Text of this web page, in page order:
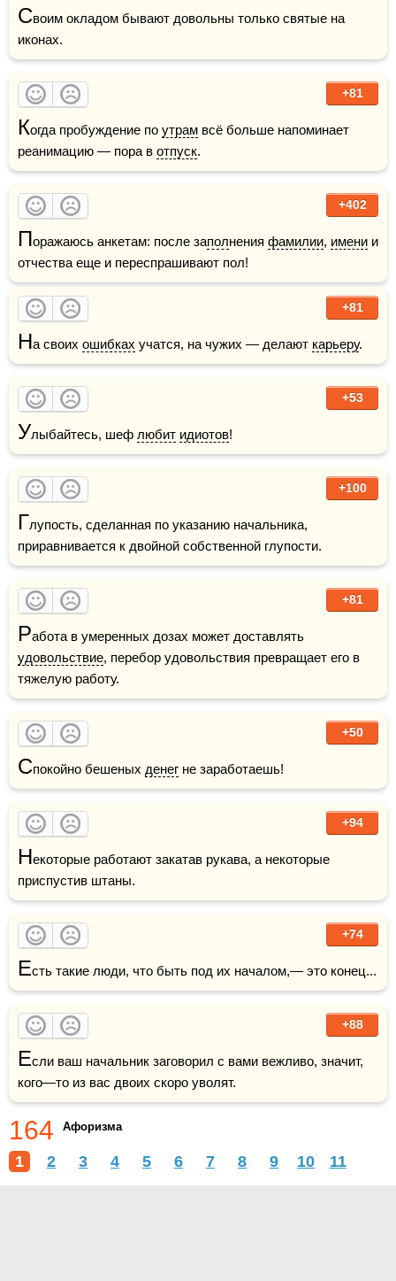
Своим окладом бывают довольны только святые на
иконах.
+81
Когда пробуждение по утрам всё больше напоминает
реанимацию — пора в отпуск.
+402
Поражаюсь анкетам: после заполнения фамилии, имени и
отчества еще и переспрашивают пол!
+81
На своих ошибках учатся, на чужих — делают карьеру.
+53
Улыбайтесь, шеф любит идиотов!
+100
Глупость, сделанная по указанию начальника,
приравнивается к двойной собственной глупости.
+81
Р
удовольствие, перебор удовольствия превращает его в
тяжелую работу.
+50
Спокойно бешеных денег не заработаешь!
+94
Некоторые работают закатав рукава, а некоторые
+74
Есть такие люди, что быть под их началом,— это конец...
+88
Если ваш начальник заговорил с вами вежливо, значит,
кого—то из вас двоих скоро уволят.
164 Афоризма
1 2 3 4 5 6 7 8 9 10 11